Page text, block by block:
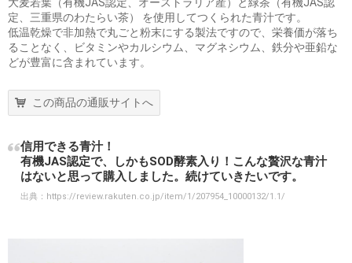
定、三重県のわたらい茶） を使用してつくられた青汁です。
低温乾燥で非加熱で丸ごと粉末にする製法ですので、栄養価が落ち
ることなく、ビタミンやカルシウム、マグネシウム、鉄分や亜鉛な
どが豊富に含まれています。
この商品の通販サイトへ
信用できる青汁！
有機JAS認定で、しかもSOD酵素入り！こんな贅沢な青汁
はないと思って購入しました。続けていきたいです。
出典： https://review.rakuten.co.jp/item/1/207954_10000132/1.1/